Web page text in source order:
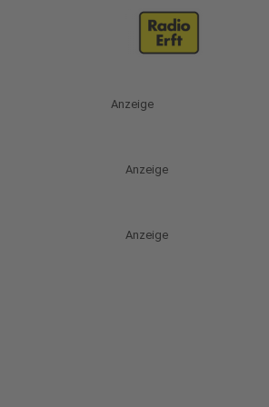
Anzeige
Anzeige
Anzeige